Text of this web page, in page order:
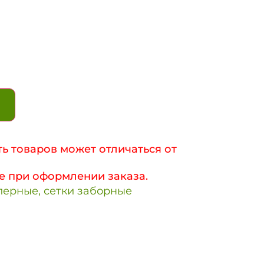
товаров может отличаться от
при оформлении заказа.
сетки заборные